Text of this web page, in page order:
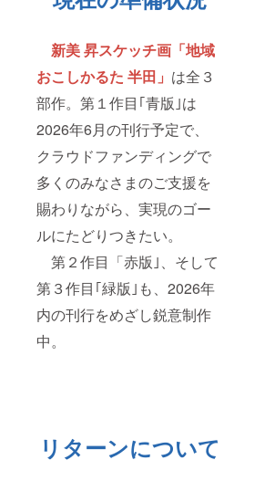
新美 昇スケッチ画「地域
おこしかるた 半田」 は全３
部作。第１作目｢青版｣は
2026年6月の刊行予定で、
クラウドファンディングで
多くのみなさまのご支援を
賜わりながら、実現のゴー
ルにたどりつきたい。
第２作目「赤版｣、そして
第３作目｢緑版｣も、2026年
内の刊行をめざし鋭意制作
中。
リターンについて